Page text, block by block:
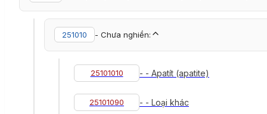
251010 - Chưa nghiền:
25101010 - - Apatít (apatite)
25101090 - - Loại khác